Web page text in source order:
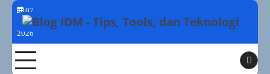
Skip
content
07
Agustus
2026
Toggle